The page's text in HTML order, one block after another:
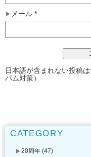
メール *
日本語が含まれない投稿
パム対策）
CATEGORY
20周年 (47)